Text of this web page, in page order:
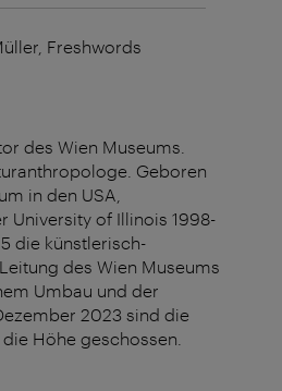
Freshwords
des Wien Museums.
Geboren
in den USA,
University of Illinois 1998-
die künstlerisch-
des Wien Museums
Umbau und der
2023 sind die
Höhe geschossen.